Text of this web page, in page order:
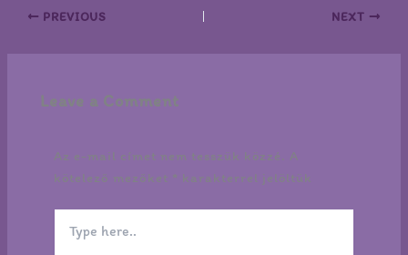
PREVIOUS NEXT
Leave a Comment
Az e-mail címet nem tesszük közzé. A
kötelező mezőket * karakterrel jelöltük
here..